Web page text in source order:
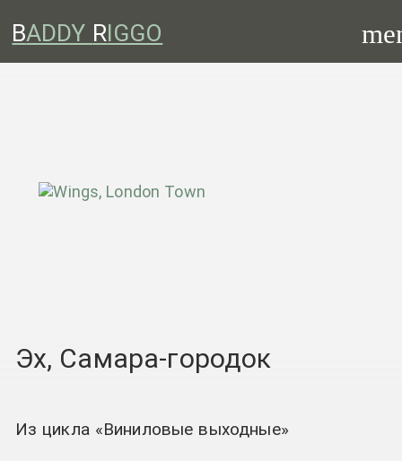
BADDY RIGGO
Эх, Самара-городок
Из цикла «Виниловые выходные»